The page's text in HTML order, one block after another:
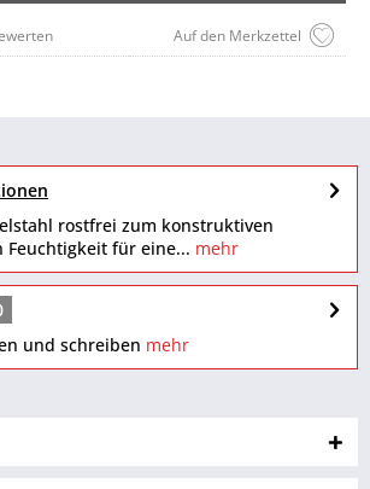
Auf den Merkzettel
rostfrei zum konstruktiven
Feuchtigkeit für eine... mehr
und schreiben mehr